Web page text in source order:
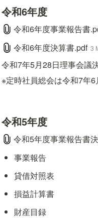
令和6年度
令和6年度事業報告書
令和6年度決算書.pdf 3
令和7年5月28日理事会議
※定時社員総会は令和7年6
令和5年度
令和5年度事業報告書
事業報告
貸借対照表
損益計算書
財産目録